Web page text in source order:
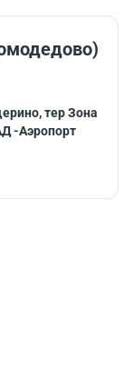
продуктивно
продолжить
работу.
тер Зона
-Аэропорт